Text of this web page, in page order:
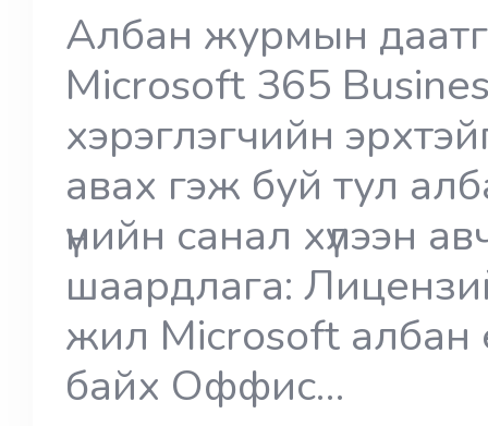
Албан журмын
Microsoft 365
хэрэглэгчийн
авах гэж буй тул
үнийн санал хүлээн
шаардлага:
жил Microsoft албан
байх Оффис…